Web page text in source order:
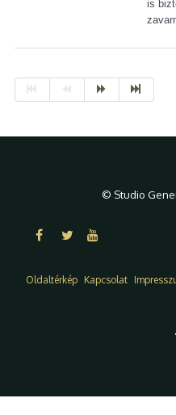
is
© Studio
Oldaltérkép Kapcsolat